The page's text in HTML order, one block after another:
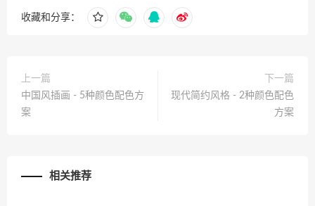
收藏和分享：
上一篇
中国风插画 - 5种颜色配色方
案
下一篇
现代简约风格 - 2种颜色配色
方案
相关推荐